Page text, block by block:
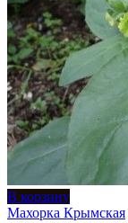
В корзину
Махорка Крымская